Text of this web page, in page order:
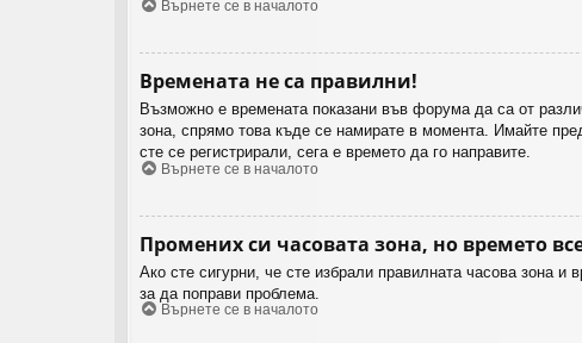
Върнете се в началото
Времената не са правилни!
Възможно е времената показани във форума да са от
зона, спрямо това къде се намирате в момента. Имайте
сте се регистрирали, сега е времето да го направите.
Върнете се в началото
Промених си часовата зона, но времето
Ако сте сигурни, че сте избрали правилната часова зона
за да поправи проблема.
Върнете се в началото